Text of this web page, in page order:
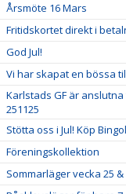
SPONSORER
FRITIDSKORTET
Årsmöte 16 Mars
Fritidskortet direkt i
God Jul!
Vi har skapat en bössa
Karlstads GF är
251125
Stötta oss i Jul! Köp
Föreningskollektion
Sommarläger vecka 25 &